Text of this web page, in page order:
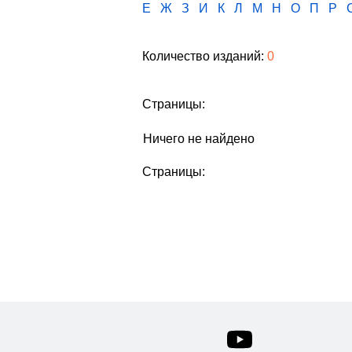
Е
Ж З И К Л М Н О П Р
Количество изданий: 0
Страницы:
Ничего не найдено
Страницы: